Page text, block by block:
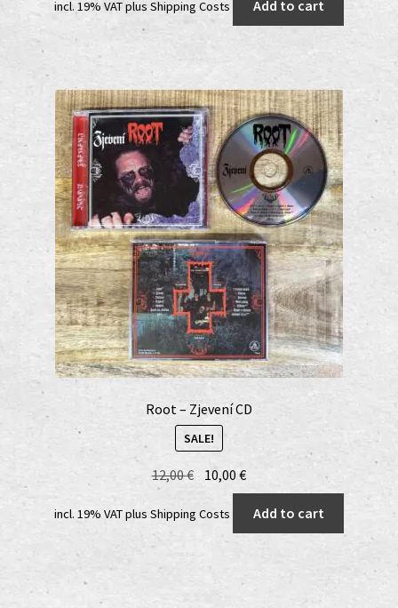
incl. 19% VATplus Shipping Costs Add to cart
Root – Zjevení CD
SALE!
12,00€ Original
was:
12,00 €.
10,00€Current
price
is:
incl. 19% VATplus Shipping Costs Add to cart